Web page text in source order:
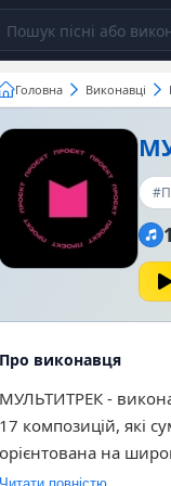
Головна Виконавці
Про виконавця
МУЛЬТИТРЕК -
17 композицій, які
орієнтована на
Серед найбільш